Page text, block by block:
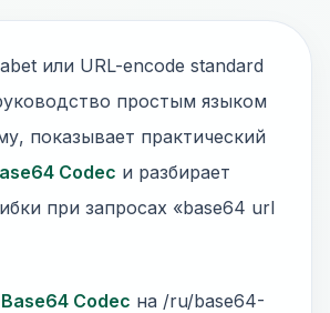
или URL-encode standard
простым языком
показывает практический
Codec и разбирает
при запросах «base64 url
Base64 Codec на /ru/base64-